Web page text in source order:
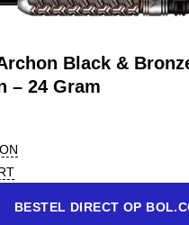
Black &
– 24 Gram
BESTEL DIRECT OP